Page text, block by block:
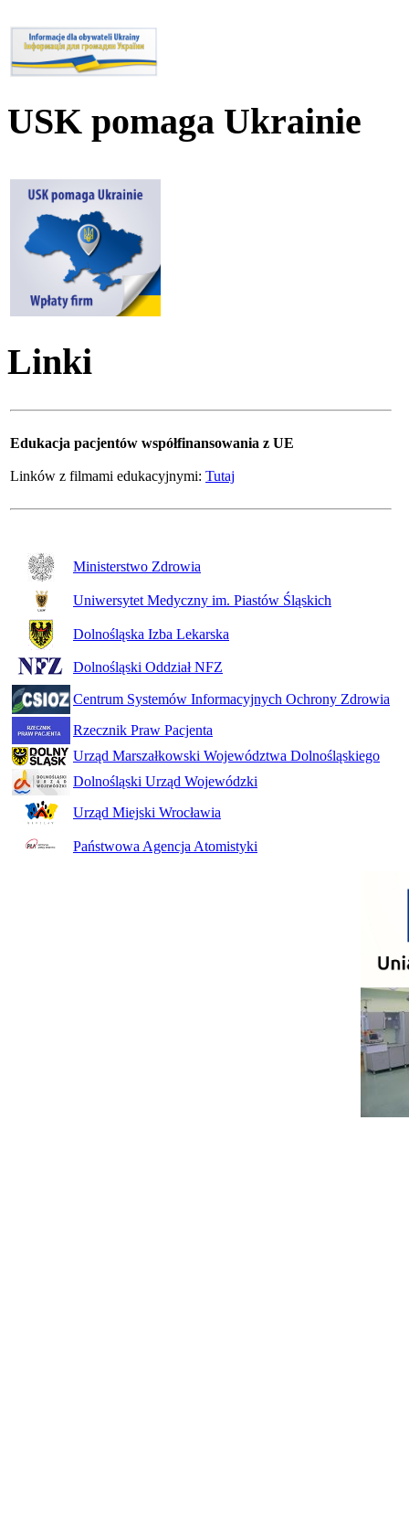
USK pomaga Ukrainie
Linki
Edukacja pacjentów współfinansowania z UE
Linków z filmami edukacyjnymi: Tutaj
Ministerstwo Zdrowia
Uniwersytet Medyczny im. Piastów Śląskich
Dolnośląska Izba Lekarska
Dolnośląski Oddział NFZ
Centrum Systemów Informacyjnych Ochrony Zdrowia
Rzecznik Praw Pacjenta
Urząd Marszałkowski Województwa Dolnośląskiego
Dolnośląski Urząd Wojewódzki
Urząd Miejski Wrocławia
Państwowa Agencja Atomistyki